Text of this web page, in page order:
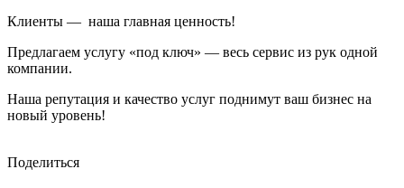
Клиенты — наша главная ценность!
Предлагаем услугу «под ключ» — весь сервис из рук одной
компании.
Наша репутация и качество услуг поднимут ваш бизнес на
новый уровень!
Поделиться